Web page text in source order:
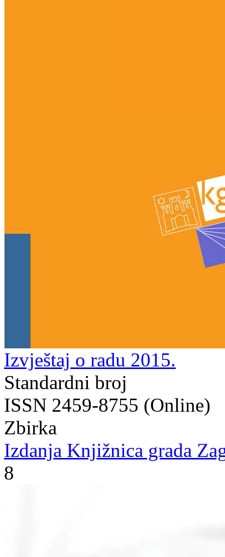
Izvještaj o radu 2015.
Standardni broj
ISSN 2459-8755 (Online)
Zbirka
Izdanja Knjižnica grada
8